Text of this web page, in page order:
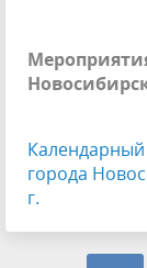
Календарный
города
г.